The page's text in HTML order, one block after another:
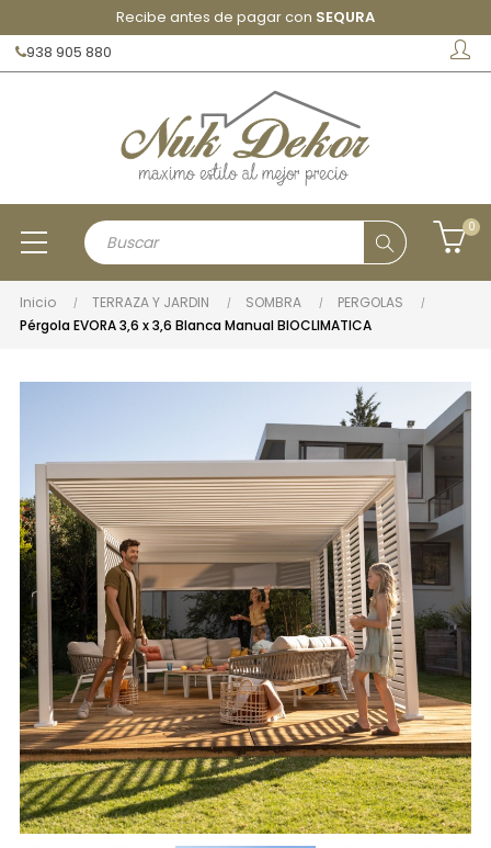
Recibe antes de pagar con SEQURA
938 905 880
0
Inicio TERRAZA Y JARDIN SOMBRA
PERGOLAS
Pérgola EVORA 3,6 x 3,6 Blanca Manual BIOCLIMATICA